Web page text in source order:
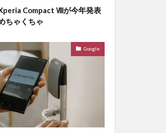
Compact Ⅷが今年発表
ちゃくちゃ
Google